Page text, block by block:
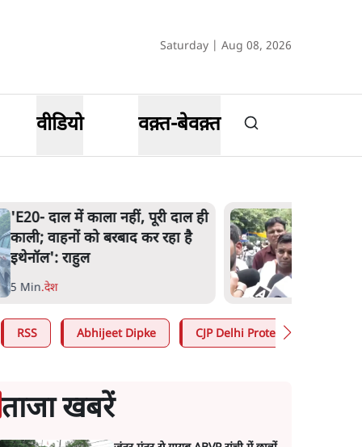
Saturday | Aug 08, 2026
वीडियो वक़्त-बेवक़्त
BJP और मोदी ‘गॉडफादर’ भागवत
की Gen Z पर सलाह मानेंः अभिजीत
दिपके
5 Min.देश
RSS Abhijeet Dipke CJP Delhi Protest
ताजा खबरें